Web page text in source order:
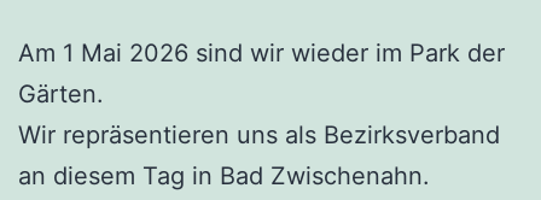
Am 1 Mai 2026 sind wir wieder im Park der
Gärten.
Wir repräsentieren uns als Bezirksverband
an diesem Tag in Bad Zwischenahn.